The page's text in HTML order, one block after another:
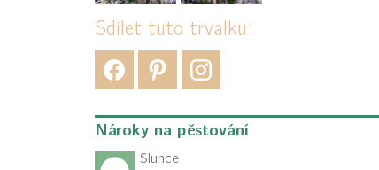
Sdílet tuto trvalku:
Nároky na pěstování
Slunce